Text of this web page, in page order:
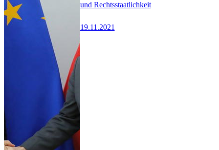
und Rechtsstaatlichkeit
19.11.2021